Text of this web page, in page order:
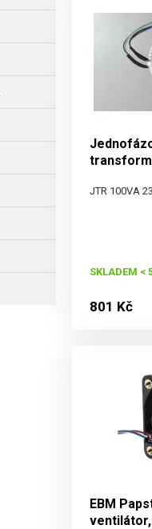
JTR 100VA
SKLADEM <
801 Kč
EBM
ventilátor,